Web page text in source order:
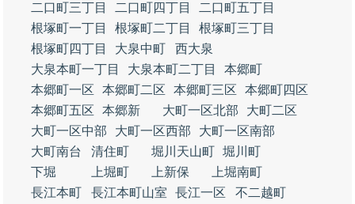
二口町三丁目
二口町四丁目
二口町五丁目
根塚町一丁目
根塚町二丁目
根塚町三丁目
根塚町四丁目
大泉中町
西大泉
大泉本町一丁目
大泉本町二丁目
本郷町
本郷町一区
本郷町二区 本郷町三区
本郷町四区
本郷町五区
本郷新 大町一区北部
大町二区
大町一区中部
大町一区西部
大町一区南部
大町南台
清住町 堀川天山町 堀川町
下堀
上堀町 上新保
上堀南町
長江本町
長江本町山室 長江一区
不二越町